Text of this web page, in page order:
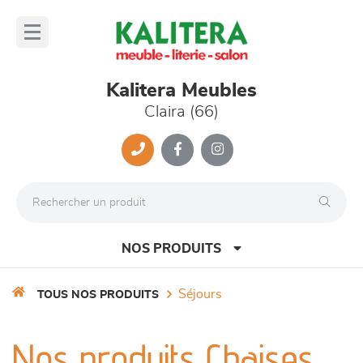
Kalitera Meubles
Claira (66)
NOS PRODUITS
TOUS NOS PRODUITS séjours